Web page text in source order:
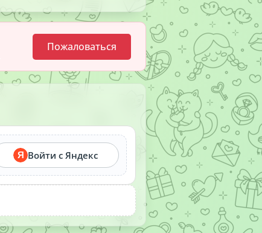
Пожаловаться
Я Войти с Яндекс